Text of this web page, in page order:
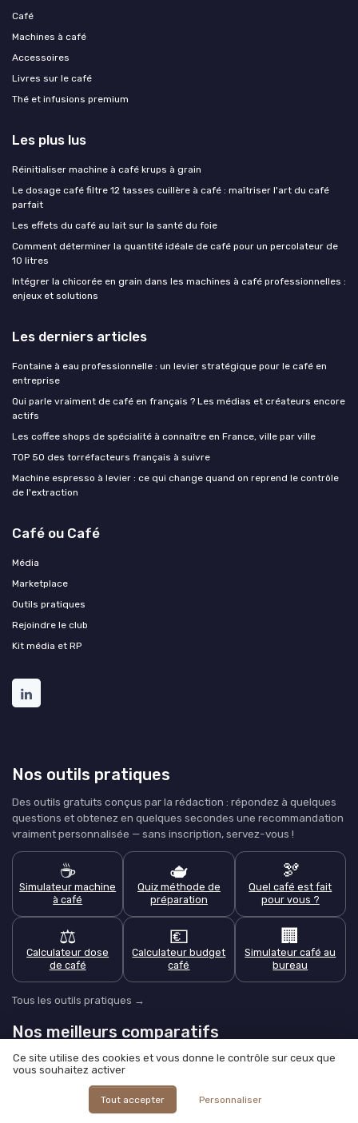
Café
Machines à café
Accessoires
Livres sur le café
Thé et infusions premium
Les plus lus
Réinitialiser machine à café krups à grain
Le dosage café filtre 12 tasses cuillère à café : maîtriser l'art du café
parfait
Les effets du café au lait sur la santé du foie
Comment déterminer la quantité idéale de café pour un percolateur de
10 litres
Intégrer la chicorée en grain dans les machines à café professionnelles :
enjeux et solutions
Les derniers articles
Fontaine à eau professionnelle : un levier stratégique pour le café en
entreprise
Qui parle vraiment de café en français ? Les médias et créateurs encore
actifs
Les coffee shops de spécialité à connaître en France, ville par ville
TOP 50 des torréfacteurs français à suivre
Machine espresso à levier : ce qui change quand on reprend le contrôle
de l'extraction
Café ou Café
Média
Marketplace
Outils pratiques
Rejoindre le club
Kit média et RP
Nos outils pratiques
Des outils gratuits conçus par la rédaction : répondez à quelques
questions et obtenez en quelques secondes une recommandation
vraiment personnalisée — sans inscription, servez-vous !
☕
Simulateur machine
à café
🫖
Quiz méthode de
préparation
🫘
Quel café est fait
pour vous ?
⚖️
Calculateur dose
de café
💶
Calculateur budget
café
🏢
Simulateur café au
bureau
Tous les outils pratiques →
Nos meilleurs comparatifs
🎁 Idées cadeaux café
Nos classements produits, thème par thème : sélection testée,
critères expliqués, mise à jour régulière.
Ce site utilise des cookies et vous donne le contrôle sur ceux que
vous souhaitez activer
Tout accepter Personnaliser